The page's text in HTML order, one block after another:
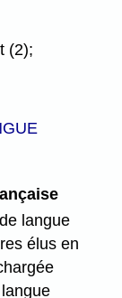
(2);
langue
élus en